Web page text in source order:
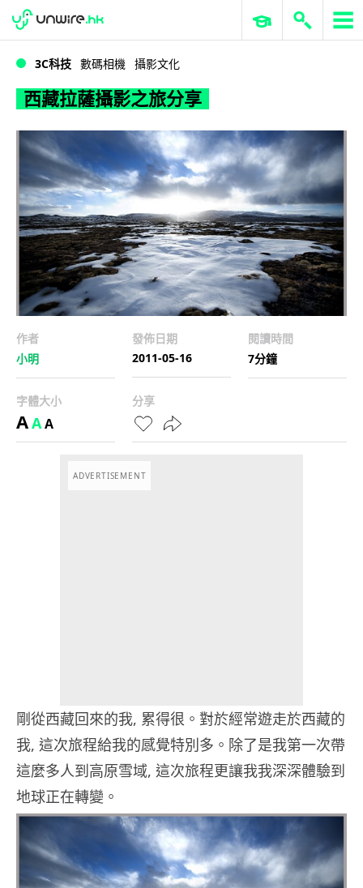
西藏拉薩攝影之旅分享
WWDC 2026 ERP 與商業 AI
3C科技 數碼相機 攝影文化
西藏拉薩攝影之旅分享
作者
小明
發佈日期
2011-05-16
閱讀時間
7分鐘
字體大小
AAA
分享
ADVERTISEMENT
剛從西藏回來的我, 累得很。對於經常遊走於西藏的
我, 這次旅程給我的感覺特別多。除了是我第一次帶
這麼多人到高原雪域, 這次旅程更讓我我深深體驗到
地球正在轉變。